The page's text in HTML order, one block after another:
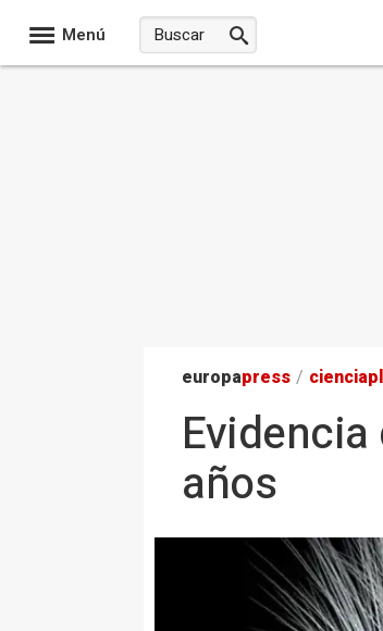
Menú
europapress / ciencia
años